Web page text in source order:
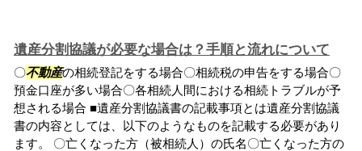
遺産分割協議が必要な場合は？手順と流れについて
〇不動産の相続登記をする場合〇相続税の申告をする場合〇
預金口座が多い場合〇各相続人間における相続トラブルが予
想される場合 ■遺産分割協議書の記載事項とは遺産分割協議
書の内容としては、以下のようなものを記載する必要があり
ます。 〇亡くなった方（被相続人）の氏名〇亡くなった方の